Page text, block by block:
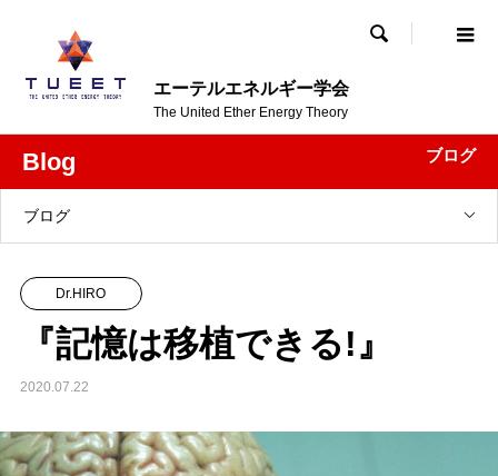
エーテルエネルギー学会
The United Ether Energy Theory

Blog ブログ
ブログ
Dr.HIRO
『記憶は移植できる!』
2020.07.22